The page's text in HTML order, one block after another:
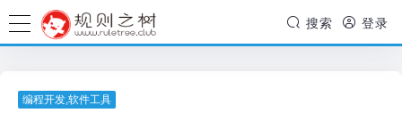
搜索 登录
编程开发,软件工具